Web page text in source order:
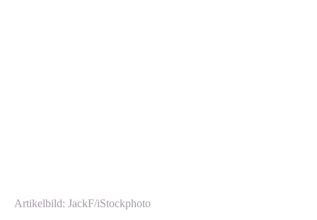
Artikelbild: JackF/iStockphoto